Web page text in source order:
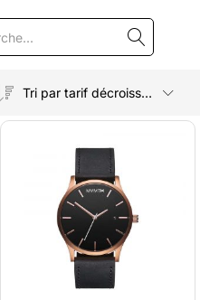
Tri par tarif décroissant